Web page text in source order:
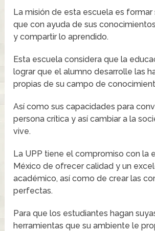
La misión de esta escuela es formar
que con ayuda de sus
y compartir lo aprendido.
Esta escuela considera que la
lograr que el alumno desarrolle las
propias de su campo de
Así como sus capacidades para
persona crítica y así cambiar a la
vive.
La UPP tiene el compromiso con la
México de ofrecer calidad y un
académico, así como de crear las
perfectas.
Para que los estudiantes hagan
herramientas que su ambiente le